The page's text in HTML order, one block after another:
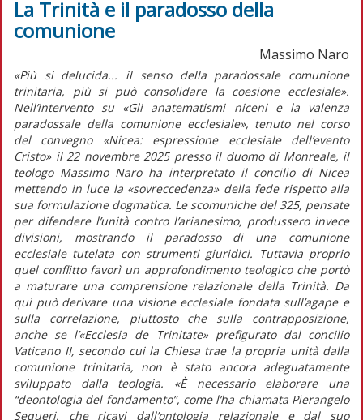
La Trinità e il paradosso della
comunione
Massimo Naro
«Più si delucida... il senso della paradossale comunione
trinitaria, più si può consolidare la coesione ecclesiale».
Nell’intervento su «Gli anatematismi niceni e la valenza
paradossale della comunione ecclesiale», tenuto nel corso
del convegno «Nicea: espressione ecclesiale dell’evento
Cristo» il 22 novembre 2025 presso il duomo di Monreale, il
teologo Massimo Naro ha interpretato il concilio di Nicea
mettendo in luce la «sovreccedenza» della fede rispetto alla
sua formulazione dogmatica. Le scomuniche del 325, pensate
per difendere l’unità contro l’arianesimo, produssero invece
divisioni, mostrando il paradosso di una comunione
ecclesiale tutelata con strumenti giuridici. Tuttavia proprio
quel conflitto favorì un approfondimento teologico che portò
a maturare una comprensione relazionale della Trinità. Da
qui può derivare una visione ecclesiale fondata sull’agape e
sulla correlazione, piuttosto che sulla contrapposizione,
anche se l’«Ecclesia de Trinitate» prefigurato dal concilio
Vaticano II, secondo cui la Chiesa trae la propria unità dalla
comunione trinitaria, non è stato ancora adeguatamente
sviluppato dalla teologia. «È necessario elaborare una
“deontologia del fondamento”, come l’ha chiamata Pierangelo
Sequeri, che ricavi dall’ontologia relazionale e dal suo